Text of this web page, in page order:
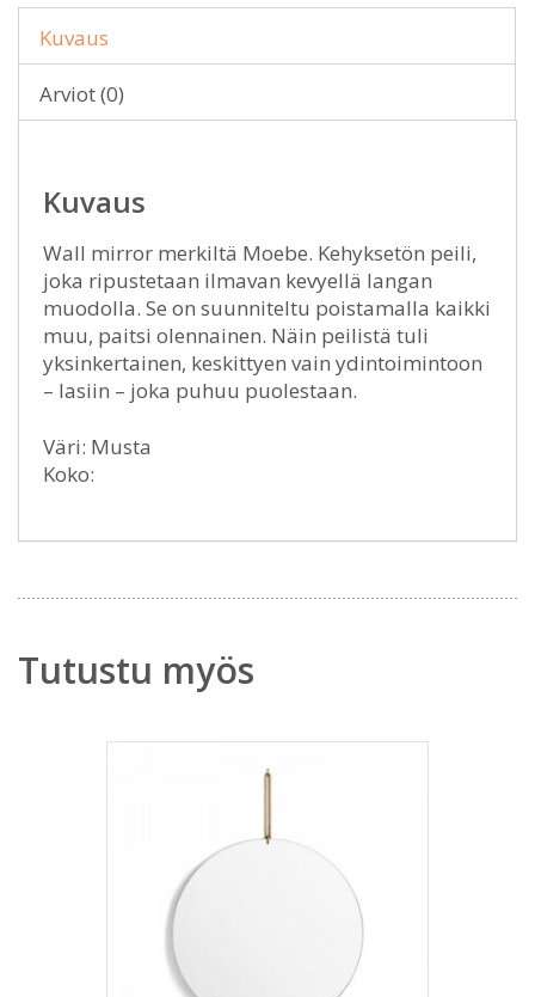
Kuvaus
Arviot (0)
Kuvaus
Wall mirror merkiltä Moebe. Kehyksetön peili,
joka ripustetaan ilmavan kevyellä langan
muodolla. Se on suunniteltu poistamalla kaikki
muu, paitsi olennainen. Näin peilistä tuli
yksinkertainen, keskittyen vain ydintoimintoon
– lasiin – joka puhuu puolestaan.
Väri: Musta
Koko:
Tutustu myös